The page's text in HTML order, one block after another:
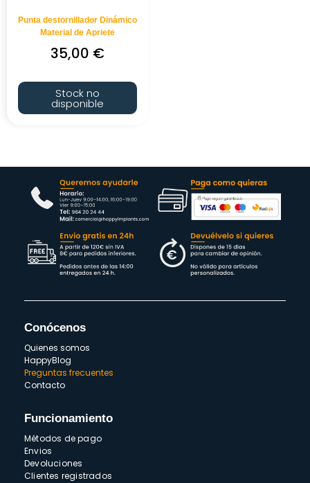
Punta destornillador Dinámico
Material de Apriete
35,00 €
Stock no
disponible
Conócenos
Quienes somos
HappyBlog
Preguntas frecuentes
Contacto
Funcionamiento
Métodos de pago
Envios
Devoluciones
Clientes registrados